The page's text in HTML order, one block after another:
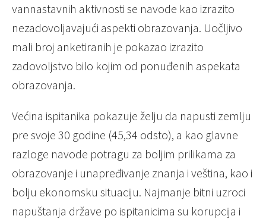
vannastavnih aktivnosti se navode kao izrazito
nezadovoljavajući aspekti obrazovanja. Uočljivo
mali broj anketiranih je pokazao izrazito
zadovoljstvo bilo kojim od ponuđenih aspekata
obrazovanja.
Većina ispitanika pokazuje želju da napusti zemlju
pre svoje 30 godine (45,34 odsto), a kao glavne
razloge navode potragu za boljim prilikama za
obrazovanje i unapređivanje znanja i veština, kao i
bolju ekonomsku situaciju. Najmanje bitni uzroci
napuštanja države po ispitanicima su korupcija i